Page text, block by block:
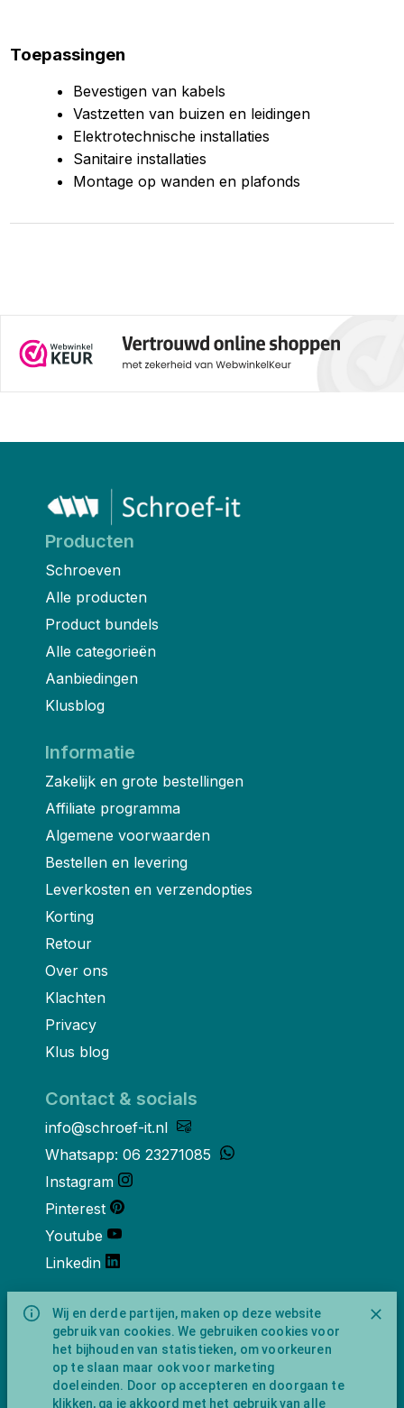
Wij en derde partijen, maken op deze website
gebruik van cookies. We gebruiken cookies voor
het bijhouden van statistieken, om voorkeuren
op te slaan maar ook voor marketing
doeleinden. Door op accepteren en doorgaan te
klikken, ga je akkoord met het gebruik van alle
Toepassingen
Bevestigen van kabels
Vastzetten van buizen en leidingen
Elektrotechnische installaties
Sanitaire installaties
Montage op wanden en plafonds
Producten
Schroeven
Alle producten
Product bundels
Alle categorieën
Aanbiedingen
Klusblog
Informatie
Zakelijk en grote bestellingen
Affiliate programma
Algemene voorwaarden
Bestellen en levering
Leverkosten en verzendopties
Korting
Retour
Over ons
Klachten
Privacy
Klus blog
Contact & socials
info@schroef-it.nl
Whatsapp: 06 23271085
Instagram
Pinterest
Youtube
Linkedin
Over ons
Schroef-it is een handelsnaam van
NewFeather B.V. geregisteerd onder KVK
nummer 91702593 met BTW-
identificatienummer NL865743009B01.